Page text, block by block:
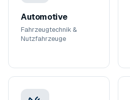
Automotive
Fahrzeugtechnik &
Nutzfahrzeuge